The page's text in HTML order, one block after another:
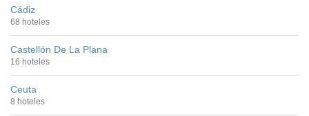
Cádiz
68 hoteles
Castellón De La Plana
16 hoteles
Ceuta
8 hoteles